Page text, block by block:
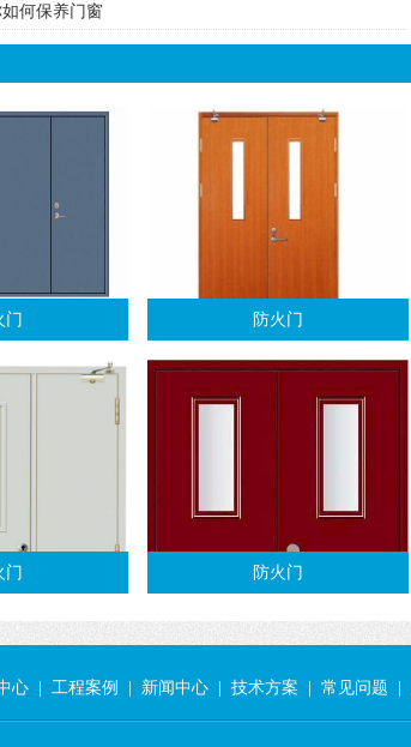
何保养门窗
门 防火门
门 防火门
心 工程案例 新闻中心 技术方案 常见问题